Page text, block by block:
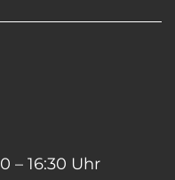
– 16:30 Uhr